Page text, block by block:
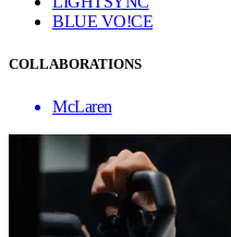
BLUE VO!CE
COLLABORATIONS
McLaren